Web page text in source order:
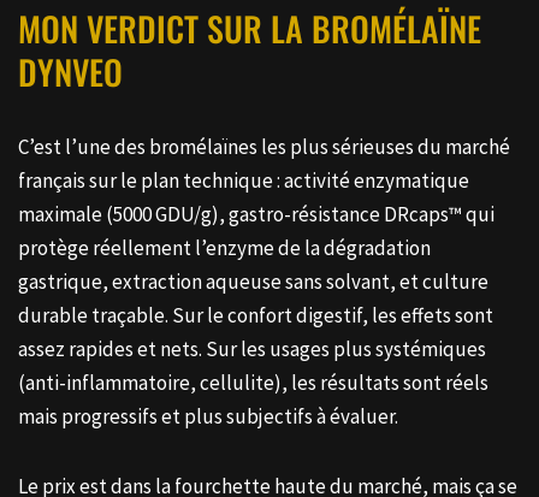
MON VERDICT SUR LA BROMÉLAÏNE
DYNVEO
C’est l’une des bromélaïnes les plus sérieuses du marché
français sur le plan technique : activité enzymatique
maximale (5000 GDU/g), gastro-résistance DRcaps™ qui
protège réellement l’enzyme de la dégradation
gastrique, extraction aqueuse sans solvant, et culture
durable traçable. Sur le confort digestif, les effets sont
assez rapides et nets. Sur les usages plus systémiques
(anti-inflammatoire, cellulite), les résultats sont réels
mais progressifs et plus subjectifs à évaluer.
Le prix est dans la fourchette haute du marché, mais ça se